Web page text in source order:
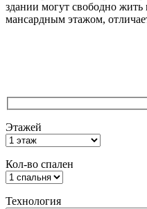
здании могут свободно
мансардным этажом,
Этажей
Кол-во спален
Технология